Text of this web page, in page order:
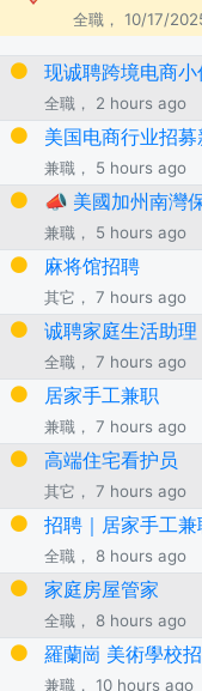
全職， 10/17/
现诚聘跨境电商小
全職， 2 hours ago
美国电商行业招
兼職， 5 hours ago
📣 美國加州南灣
兼職， 5 hours ago
麻将馆招聘
其它， 7 hours ago
诚聘家庭生活助
全職， 7 hours ago
居家手工兼职
兼職， 7 hours ago
高端住宅看护员
其它， 7 hours ago
招聘｜居家手工兼
全職， 8 hours ago
家庭房屋管家
全職， 8 hours ago
羅蘭崗 美術學校
兼職， 10 hours ago